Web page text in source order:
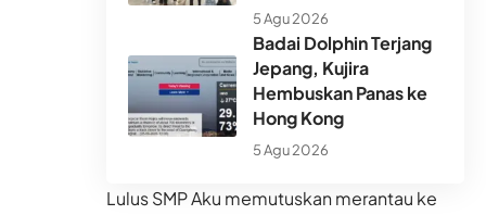
5 Agu 2026
Badai Dolphin Terjang
Jepang, Kujira
Hembuskan Panas ke
Hong Kong
5 Agu 2026
Lulus SMP Aku memutuskan merantau ke